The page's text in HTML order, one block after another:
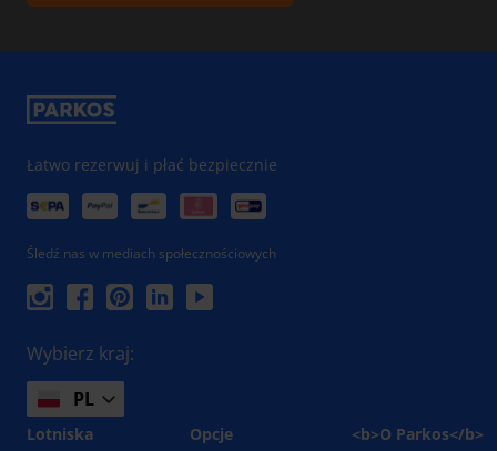
Łatwo rezerwuj i płać bezpiecznie
Śledź nas w mediach społecznościowych
Wybierz kraj:
PL
Lotniska
Opcje
<b>O Parkos</b>